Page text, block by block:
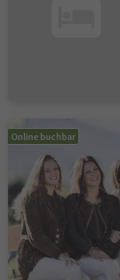
Online buchbar